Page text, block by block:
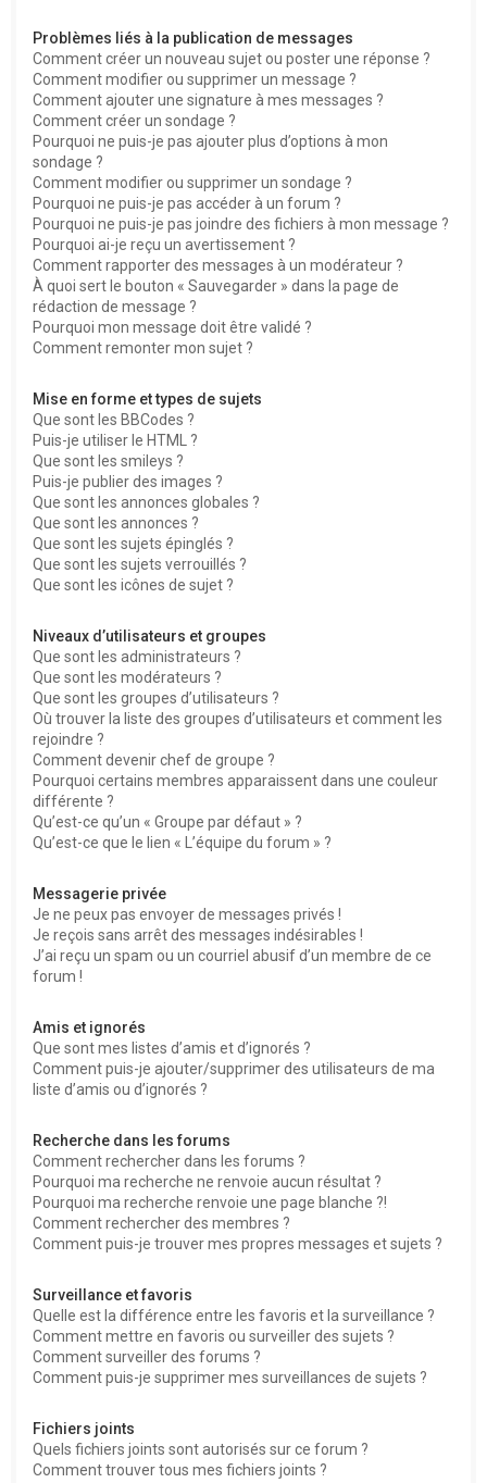
Problèmes liés à la publication de messages
Comment créer un nouveau sujet ou poster une réponse ?
Comment modifier ou supprimer un message ?
Comment ajouter une signature à mes messages ?
Comment créer un sondage ?
Pourquoi ne puis-je pas ajouter plus d’options à mon
sondage ?
Comment modifier ou supprimer un sondage ?
Pourquoi ne puis-je pas accéder à un forum ?
Pourquoi ne puis-je pas joindre des fichiers à mon message ?
Pourquoi ai-je reçu un avertissement ?
Comment rapporter des messages à un modérateur ?
À quoi sert le bouton « Sauvegarder » dans la page de
rédaction de message ?
Pourquoi mon message doit être validé ?
Comment remonter mon sujet ?
Mise en forme et types de sujets
Que sont les BBCodes ?
Puis-je utiliser le HTML ?
Que sont les smileys ?
Puis-je publier des images ?
Que sont les annonces globales ?
Que sont les annonces ?
Que sont les sujets épinglés ?
Que sont les sujets verrouillés ?
Que sont les icônes de sujet ?
Niveaux d’utilisateurs et groupes
Que sont les administrateurs ?
Que sont les modérateurs ?
Que sont les groupes d’utilisateurs ?
Où trouver la liste des groupes d’utilisateurs et comment les
rejoindre ?
Comment devenir chef de groupe ?
Pourquoi certains membres apparaissent dans une couleur
différente ?
Qu’est-ce qu’un « Groupe par défaut » ?
Qu’est-ce que le lien « L’équipe du forum » ?
Messagerie privée
Je ne peux pas envoyer de messages privés !
Je reçois sans arrêt des messages indésirables !
J’ai reçu un spam ou un courriel abusif d’un membre de ce
forum !
Amis et ignorés
Que sont mes listes d’amis et d’ignorés ?
Comment puis-je ajouter/supprimer des utilisateurs de ma
liste d’amis ou d’ignorés ?
Recherche dans les forums
Comment rechercher dans les forums ?
Pourquoi ma recherche ne renvoie aucun résultat ?
Pourquoi ma recherche renvoie une page blanche ?!
Comment rechercher des membres ?
Comment puis-je trouver mes propres messages et sujets ?
Surveillance et favoris
Quelle est la différence entre les favoris et la surveillance ?
Comment mettre en favoris ou surveiller des sujets ?
Comment surveiller des forums ?
Comment puis-je supprimer mes surveillances de sujets ?
Fichiers joints
Quels fichiers joints sont autorisés sur ce forum ?
Comment trouver tous mes fichiers joints ?